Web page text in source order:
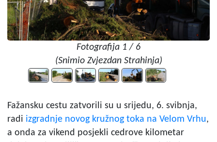
Fotografija 1 / 6
(Snimio Zvjezdan Strahinja)
Fažansku cestu zatvorili su u srijedu, 6. svibnja,
radi izgradnje novog kružnog toka na Velom Vrhu,
a onda za vikend posjekli cedrove kilometar